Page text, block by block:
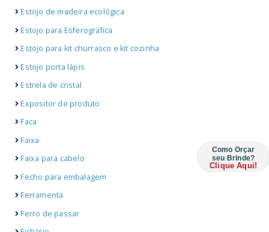
Estojo de madeira ecológica
Estojo para Esferográfica
Estojo para kit churrasco e kit cozinha
Estojo porta lápis
Estrela de cristal
Expositor de produto
Faca
Faixa
Faixa para cabelo
Fecho para embalagem
Ferramenta
Ferro de passar
Como Orçar
seu Brinde?
Clique Aqui!